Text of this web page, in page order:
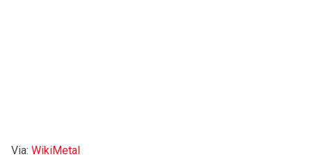
Via: WikiMetal